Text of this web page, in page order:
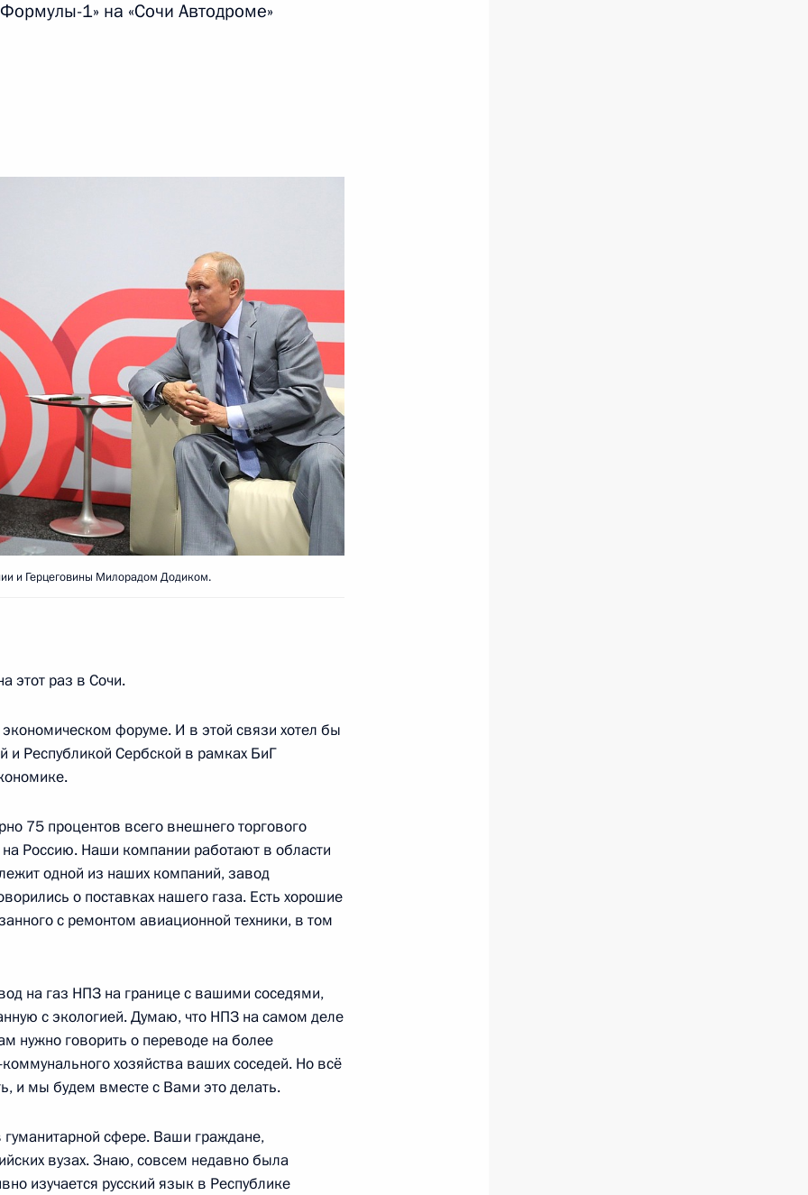
Управления Президента
по приграничному
Путина
Курцем
в международном форуме
Вучичем
1» на «Сочи Автодроме»
и Герцеговины Милорадом Додиком.
этот раз в Сочи.
форуме. И в этой связи хотел бы
и Республикой Сербской в рамках БиГ
75 процентов всего внешнего торгового
Россию. Наши компании работают в области
одной из наших компаний, завод
о поставках нашего газа. Есть хорошие
с ремонтом авиационной техники, в том
на газ НПЗ на границе с вашими соседями,
с экологией. Думаю, что НПЗ на самом деле
нужно говорить о переводе на более
хозяйства ваших соседей. Но всё
и мы будем вместе с Вами это делать.
сфере. Ваши граждане,
вузах. Знаю, совсем недавно была
изучается русский язык в Республике